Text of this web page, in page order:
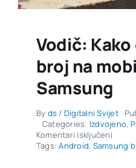
Vodič:
broj na
Samsung
By ds / Digitalni Svijet
Categories: Izdvojeno,
Komentari isključeniza
Vodič:
Tags:Android, Samsung